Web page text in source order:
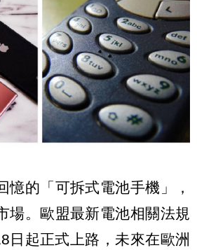
憶的「可拆式電池手機」，
場。歐盟最新電池相關法規
日起正式上路，未來在歐洲